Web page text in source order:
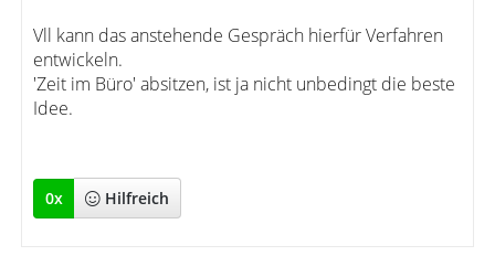
Vll kann das anstehende Gespräch hierfür Verfahren
entwickeln.
'Zeit im Büro' absitzen, ist ja nicht unbedingt die beste
Idee.
0x Hilfreich